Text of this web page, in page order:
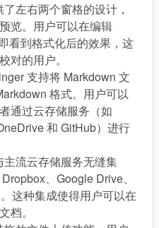
左右两个窗格的设计，
览。用户可以在编辑
看到格式化后的效果，这
对的用户。
支持将 Markdown 文
格式。用户可以
通过云存储服务（如
和 GitHub）进行
流云存储服务无缝集
、Google Drive、
这种集成使得用户可以在
档。